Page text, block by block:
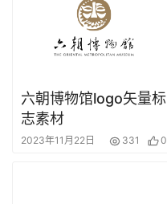
六朝博物馆logo矢量标
志素材
2023年11月22日 331 0